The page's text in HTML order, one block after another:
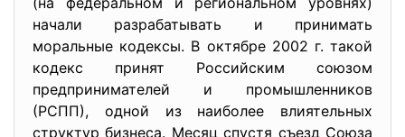
начали разрабатывать и принимать
моральные кодексы. В октябре 2002 г. такой
кодекс принят Российским союзом
предпринимателей и промышленников
(РСПП), одной из наиболее влиятельных
структур бизнеса. Месяц спустя съезд Союза